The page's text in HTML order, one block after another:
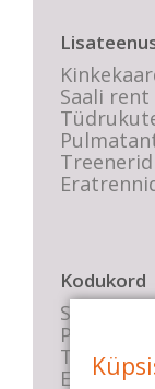
Saali
Kodukord
Stuudio
E-poe